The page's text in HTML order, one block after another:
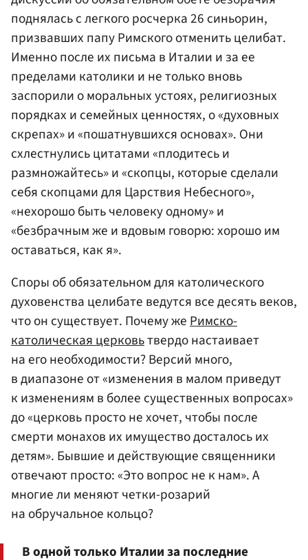
поднялась с легкого росчерка 26 синьорин,
призвавших папу Римского отменить целибат.
Именно после их письма в Италии и за ее
пределами католики и не только вновь
заспорили о моральных устоях, религиозных
порядках и семейных ценностях, о «духовных
скрепах» и «пошатнувшихся основах». Они
схлестнулись цитатами «плодитесь и
размножайтесь» и «скопцы, которые сделали
себя скопцами для Царствия Небесного»,
«нехорошо быть человеку одному» и
«безбрачным же и вдовым говорю: хорошо им
оставаться, как я».
Споры об обязательном для католического
духовенства целибате ведутся все десять веков,
что он существует. Почему жеРимско-
католическая церковьтвердо настаивает
на его необходимости? Версий много,
в диапазоне от «изменения в малом приведут
к изменениям в более существенных вопросах»
до «церковь просто не хочет, чтобы после
смерти монахов их имущество досталось их
детям». Бывшие и действующие священники
отвечают просто: «Это вопрос не к нам». А
многие ли меняют четки-розарий
на обручальное кольцо?
В одной только Италии за последние